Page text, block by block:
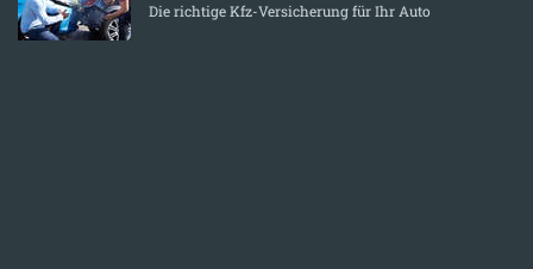
Die richtige Kfz-Versicherung für Ihr Auto